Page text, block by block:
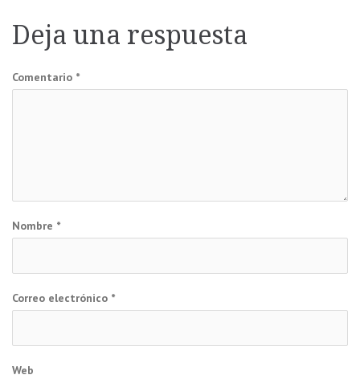
entradas
Deja una respuesta
Comentario *
Nombre *
Correo electrónico *
Web